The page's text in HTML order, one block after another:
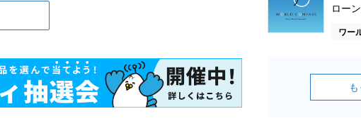
ロー
ワー